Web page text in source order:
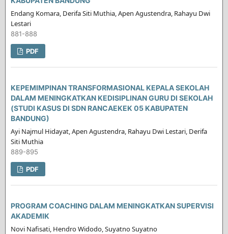
Endang Komara, Derifa Siti Muthia, Apen Agustendra, Rahayu Dwi
Lestari
881-888
PDF
KEPEMIMPINAN TRANSFORMASIONAL KEPALA SEKOLAH
DALAM MENINGKATKAN KEDISIPLINAN GURU DI SEKOLAH
(STUDI KASUS DI SDN RANCAEKEK 05 KABUPATEN
BANDUNG)
Ayi Najmul Hidayat, Apen Agustendra, Rahayu Dwi Lestari, Derifa
Siti Muthia
889-895
PDF
PROGRAM COACHING DALAM MENINGKATKAN SUPERVISI
AKADEMIK
Novi Nafisati, Hendro Widodo, Suyatno Suyatno